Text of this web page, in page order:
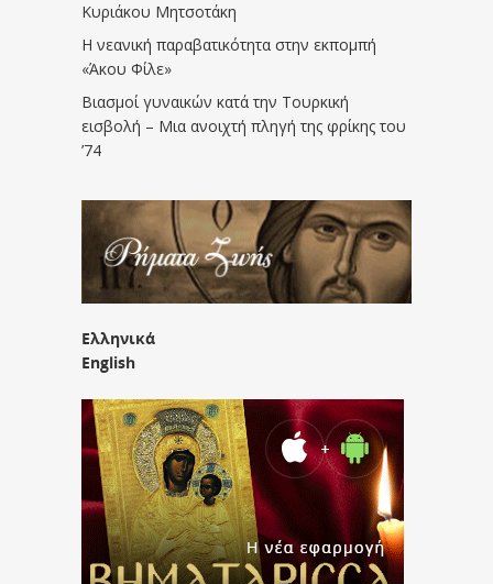
Κυριάκου Μητσοτάκη
Η νεανική παραβατικότητα στην εκπομπή
«Άκου Φίλε»
Βιασμοί γυναικών κατά την Τουρκική
εισβολή – Μια ανοιχτή πληγή της φρίκης του
’74
Ελληνικά
English